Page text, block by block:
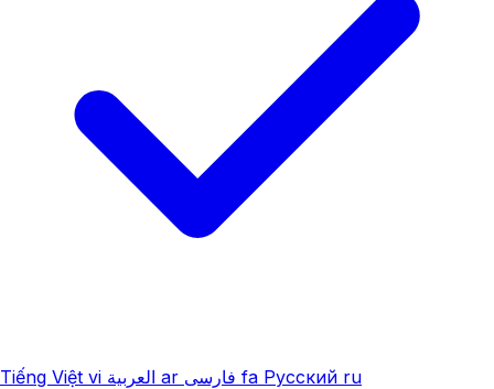
Tiếng Việt vi العربية ar فارسی fa Русский ru